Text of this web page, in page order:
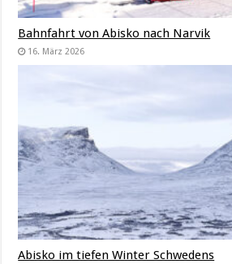
Bahnfahrt von Abisko nach Narvik
16. März 2026
Abisko im tiefen Winter Schwedens